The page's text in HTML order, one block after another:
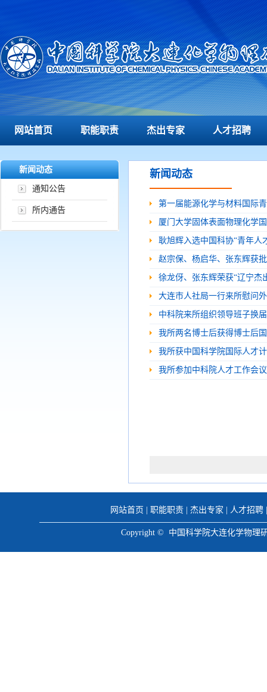
网站首页 职能职责 杰出专家 人才招聘
新闻动态
通知公告
所内通告
新闻动态
第一届能源化学与材料国际
厦门大学固体表面物理化学
耿旭辉入选中国科协“青年人
赵宗保、杨启华、张东辉获
徐龙伢、张东辉荣获“辽宁杰
大连市人社局一行来所慰问
中科院来所组织领导班子换
我所两名博士后获得博士后
我所获中国科学院国际人才
我所参加中科院人才工作会
网站首页 职能职责| 杰出专家 人才招聘
Copyright © 中国科学院大连化学物